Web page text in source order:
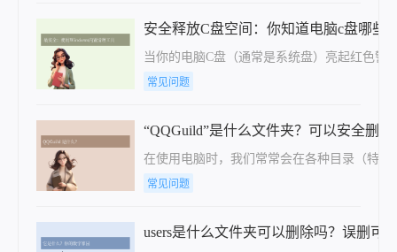
安全释放C盘空间：你知道电脑c盘哪些
当你的电脑C盘（通常是系统盘）亮起红色
常见问题
“QQGuild”是什么文件夹？可以安全删除
在使用电脑时，我们常常会在各种目录（特别
常见问题
users是什么文件夹可以删除吗？误删可